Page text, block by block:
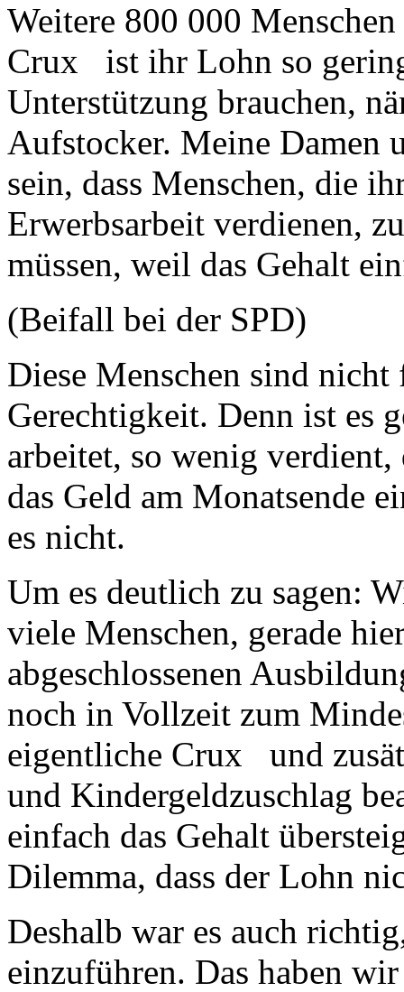
Weitere 800 000
Crux ist ihr Lohn so
Unterstützung brauchen,
Aufstocker. Meine Damen
sein, dass Menschen, die
Erwerbsarbeit verdienen,
müssen, weil das Gehalt
(Beifall bei der SPD)
Diese Menschen sind
Gerechtigkeit. Denn ist es
arbeitet, so wenig verdient,
das Geld am Monatsende
es nicht.
Um es deutlich zu sagen:
viele Menschen, gerade
abgeschlossenen
noch in Vollzeit zum
eigentliche Crux und
und Kindergeldzuschlag
einfach das Gehalt
Dilemma, dass der Lohn
Deshalb war es auch
einzuführen. Das haben